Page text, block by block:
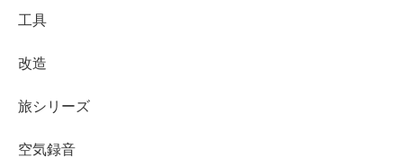
工具
改造
旅シリーズ
空気録音